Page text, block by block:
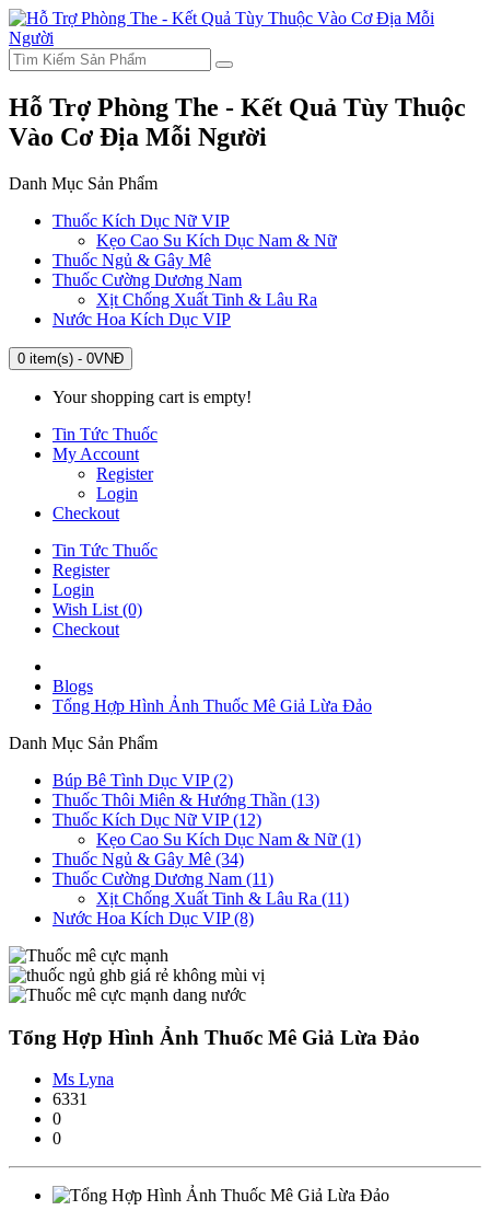
Hỗ Trợ Phòng The - Kết Quả Tùy Thuộc
Vào Cơ Địa Mỗi Người
Danh Mục Sản Phẩm
Thuốc Kích Dục Nữ VIP
Kẹo Cao Su Kích Dục Nam & Nữ
Thuốc Ngủ & Gây Mê
Thuốc Cường Dương Nam
Xịt Chống Xuất Tinh & Lâu Ra
Nước Hoa Kích Dục VIP
0 item(s) - 0VNĐ
Your shopping cart is empty!
Tin Tức Thuốc
My Account
Register
Login
Checkout
Tin Tức Thuốc
Register
Login
Wish List (0)
Checkout
Blogs
Tổng Hợp Hình Ảnh Thuốc Mê Giả Lừa Đảo
Danh Mục Sản Phẩm
Búp Bê Tình Dục VIP (2)
Thuốc Thôi Miên & Hướng Thần (13)
Thuốc Kích Dục Nữ VIP (12)
Kẹo Cao Su Kích Dục Nam & Nữ (1)
Thuốc Ngủ & Gây Mê (34)
Thuốc Cường Dương Nam (11)
Xịt Chống Xuất Tinh & Lâu Ra (11)
Nước Hoa Kích Dục VIP (8)
Tổng Hợp Hình Ảnh Thuốc Mê Giả Lừa Đảo
Ms Lyna
6331
0
0